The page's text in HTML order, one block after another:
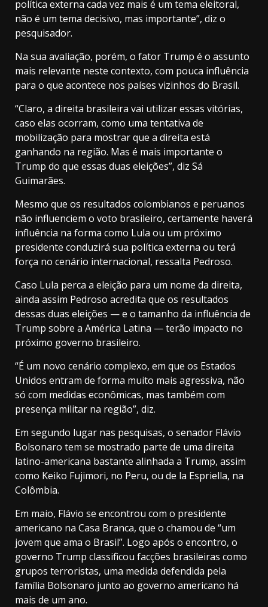
política externa cada vez mais é um tema eleitoral,
não é um tema decisivo, mas importante”, diz o
pesquisador.
Na sua avaliação, porém, o fator Trump é o assunto
mais relevante neste contexto, com pouca influência
para o que acontece nos países vizinhos do Brasil.
“Claro, a direita brasileira vai utilizar essas vitórias,
caso elas ocorram, como uma tentativa de
mobilização para mostrar que a direita está
ganhando na região. Mas é mais importante o
Trump do que essas duas eleições”, diz Sá
Guimarães.
Mesmo que os resultados colombianos e peruanos
não influenciem o voto brasileiro, certamente haverá
influência na forma como Lula ou um próximo
presidente conduzirá sua política externa ou terá
força no cenário internacional, ressalta Pedroso.
Caso Lula perca a eleição para um nome da direita,
ainda assim Pedroso acredita que os resultados
dessas duas eleições — e o tamanho da influência de
Trump sobre a América Latina — terão impacto no
próximo governo brasileiro.
“É um novo cenário complexo, em que os Estados
Unidos entram de forma muito mais agressiva, não
só com medidas econômicas, mas também com
presença militar na região”, diz.
Em segundo lugar nas pesquisas, o senador Flávio
Bolsonaro tem se mostrado parte de uma direita
latino-americana bastante alinhada a Trump, assim
como Keiko Fujimori, no Peru, ou de la Espriella, na
Colômbia.
Em maio, Flávio se encontrou com o presidente
americano na Casa Branca, que o chamou de “um
jovem que ama o Brasil”. Logo após o encontro, o
governo Trump classificou facções brasileiras como
grupos terroristas, uma medida defendida pela
família Bolsonaro junto ao governo americano há
mais de um ano.